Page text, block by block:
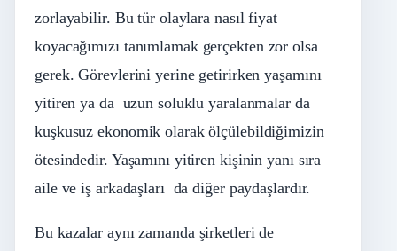
zorlayabilir. Bu tür olaylara nasıl fiyat
koyacağımızı tanımlamak gerçekten zor olsa
gerek. Görevlerini yerine getirirken yaşamını
yitiren ya da uzun soluklu yaralanmalar da
kuşkusuz ekonomik olarak ölçülebildiğimizin
ötesindedir. Yaşamını yitiren kişinin yanı sıra
aile ve iş arkadaşları da diğer paydaşlardır.
Bu kazalar aynı zamanda şirketleri de